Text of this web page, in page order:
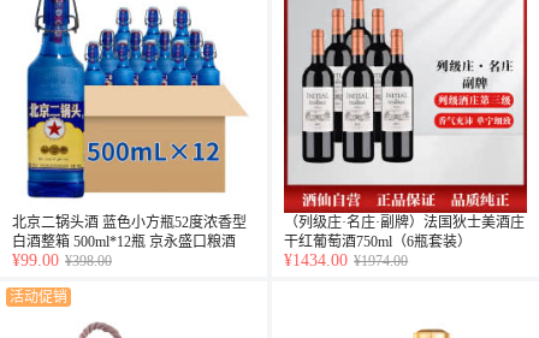
北京二锅头酒 蓝色小方瓶52度浓香型
白酒整箱 500ml*12瓶 京永盛口粮酒
¥99.00 ¥398.00
（列级庄·名庄·副牌）法国狄士美酒庄
干红葡萄酒750ml（6瓶套装）
¥1434.00 ¥1974.00
活动促销